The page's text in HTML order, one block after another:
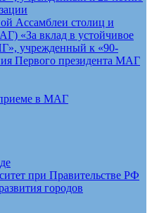
Ассамблеи столиц и
«За вклад в устойчивое
учрежденный к «90-
Первого президента МАГ
в МАГ
при Правительстве РФ
городов